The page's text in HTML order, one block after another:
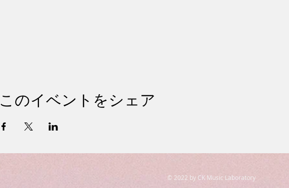
このイベントをシェア
© 2022 by CK Music Laboratory